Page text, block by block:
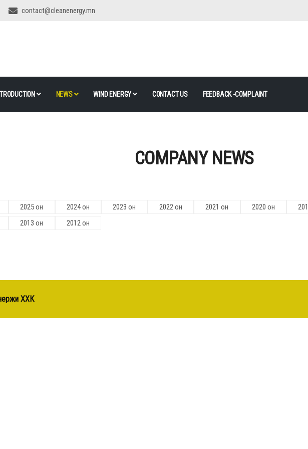
contact@cleanenergy.mn
NEWS WIND ENERGY CONTACT US FEEDBACK -COMPLAINT
COMPANY NEWS
2025 он 2024 он 2023 он 2022 он 2021 он 2020 он
2013 он 2012 он
ХХК